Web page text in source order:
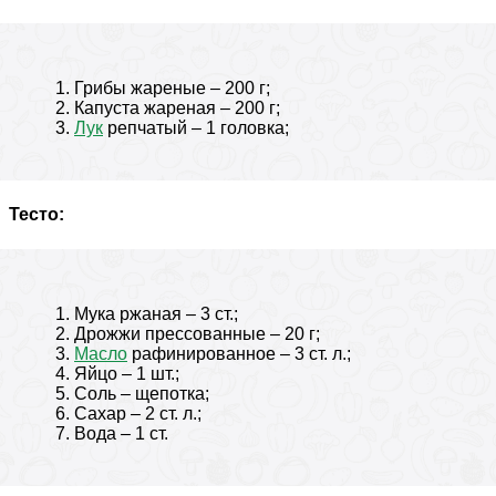
Грибы жареные – 200 г;
Капуста жареная – 200 г;
Лук репчатый – 1 головка;
Тесто:
Мука ржаная – 3 ст.;
Дрожжи прессованные – 20 г;
Масло рафинированное – 3 ст. л.;
Яйцо – 1 шт.;
Соль – щепотка;
Сахар – 2 ст. л.;
Вода – 1 ст.